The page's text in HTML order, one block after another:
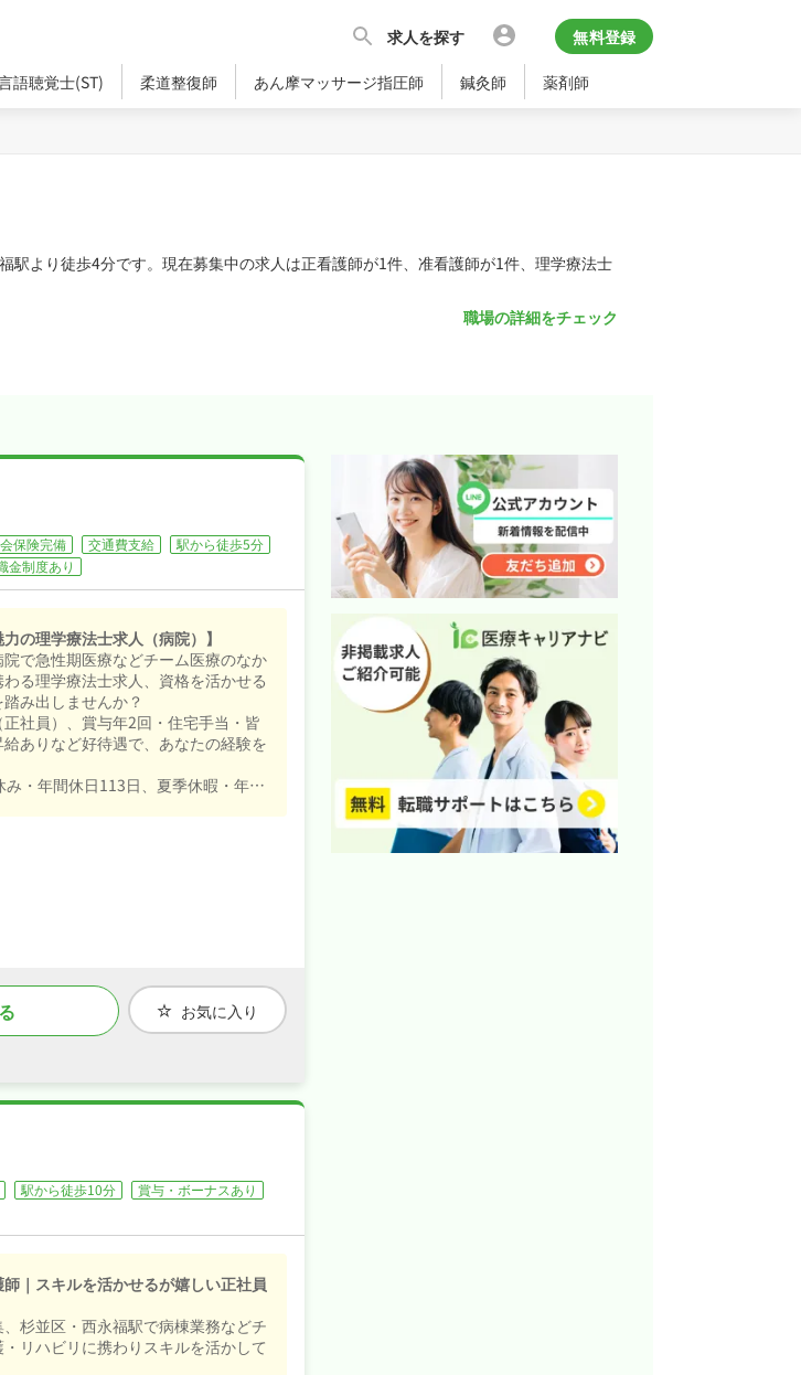
求人を探す 無料登録
語聴覚士(ST) 柔道整復師 あん摩マッサージ指圧師 鍼灸師 薬剤師
より徒歩4分です。現在募集中の求人は正看護師が1件、准看護師が1件、理学療法士
職場の詳細をチェック
保険完備 交通費支給
駅から徒歩5分
金制度あり
の理学療法士求人（病院）】
院で急性期医療などチーム医療のなか
る理学療法士求人、資格を活かせる
み出しませんか？
社員）、賞与年2回・住宅手当・皆
ありなど好待遇で、あなたの経験を
み・年間休日113日、夏季休暇・年末
度あり、住宅補助・社宅制度あり
を全力でサポートします！
お気に入り
駅から徒歩10分
賞与・ボーナスあり
師｜スキルを活かせるが嬉しい正社員
、杉並区・西永福駅で病棟業務などチ
リハビリに携わりスキルを活かして